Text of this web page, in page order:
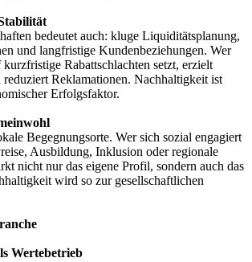
bedeutet auch: kluge Liquiditätsplanung,
und langfristige Kundenbeziehungen. Wer
Rabattschlachten setzt, erzielt
reduziert Reklamationen. Nachhaltigkeit ist
Erfolgsfaktor.
Begegnungsorte. Wer sich sozial engagiert
Ausbildung, Inklusion oder regionale
nicht nur das eigene Profil, sondern auch das
wird so zur gesellschaftlichen
Wertebetrieb